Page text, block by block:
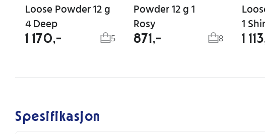
Loose Powder 12 g
4 Deep
1 170,- 5
Powder 12 g 1
Rosy
871,- 8
1
1
Spesifikasjon